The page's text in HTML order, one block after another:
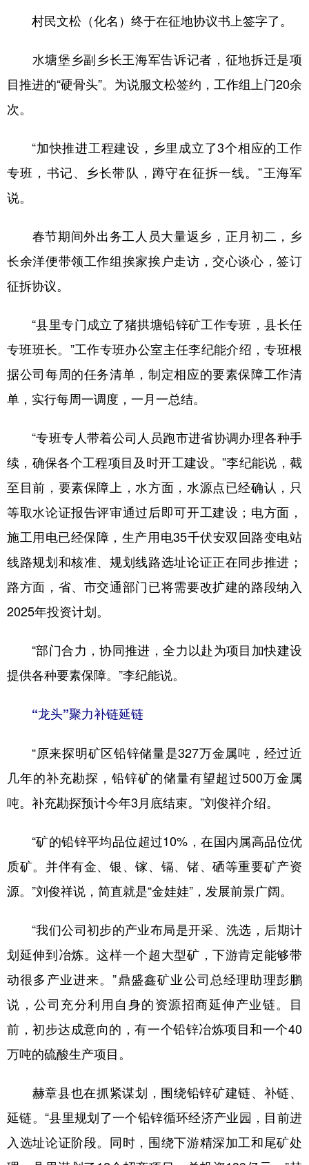
村民文松（化名）终于在征地协议书上签字了。
水塘堡乡副乡长王海军告诉记者，征地拆迁是项
目推进的“硬骨头”。为说服文松签约，工作组上门20余
次。
“加快推进工程建设，乡里成立了3个相应的工作
专班，书记、乡长带队，蹲守在征拆一线。”王海军
说。
春节期间外出务工人员大量返乡，正月初二，乡
长余洋便带领工作组挨家挨户走访，交心谈心，签订
征拆协议。
“县里专门成立了猪拱塘铅锌矿工作专班，县长任
专班班长。”工作专班办公室主任李纪能介绍，专班根
据公司每周的任务清单，制定相应的要素保障工作清
单，实行每周一调度，一月一总结。
“专班专人带着公司人员跑市进省协调办理各种手
续，确保各个工程项目及时开工建设。”李纪能说，截
至目前，要素保障上，水方面，水源点已经确认，只
等取水论证报告评审通过后即可开工建设；电方面，
施工用电已经保障，生产用电35千伏安双回路变电站
线路规划和核准、规划线路选址论证正在同步推进；
路方面，省、市交通部门已将需要改扩建的路段纳入
2025年投资计划。
“部门合力，协同推进，全力以赴为项目加快建设
提供各种要素保障。”李纪能说。
“龙头”聚力补链延链
“原来探明矿区铅锌储量是327万金属吨，经过近
几年的补充勘探，铅锌矿的储量有望超过500万金属
吨。补充勘探预计今年3月底结束。”刘俊祥介绍。
“矿的铅锌平均品位超过10%，在国内属高品位优
质矿。并伴有金、银、镓、镉、锗、硒等重要矿产资
源。”刘俊祥说，简直就是“金娃娃”，发展前景广阔。
“我们公司初步的产业布局是开采、洗选，后期计
划延伸到冶炼。这样一个超大型矿，下游肯定能够带
动很多产业进来。”鼎盛鑫矿业公司总经理助理彭鹏
说，公司充分利用自身的资源招商延伸产业链。目
前，初步达成意向的，有一个铅锌冶炼项目和一个40
万吨的硫酸生产项目。
赫章县也在抓紧谋划，围绕铅锌矿建链、补链、
延链。“县里规划了一个铅锌循环经济产业园，目前进
入选址论证阶段。同时，围绕下游精深加工和尾矿处